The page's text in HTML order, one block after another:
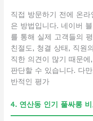
직접 방문하기 전에 온
은 방법입니다. 네이버
를 통해 실제 고객들의
친절도, 청결 상태, 직원
직한 의견이 많기 때문
판단할 수 있습니다. 다
반적인 평가
4. 연산동 인기 풀싸롱